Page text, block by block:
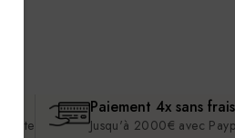
Paiement 4x sans frais
Jusqu'à 2000€ avec